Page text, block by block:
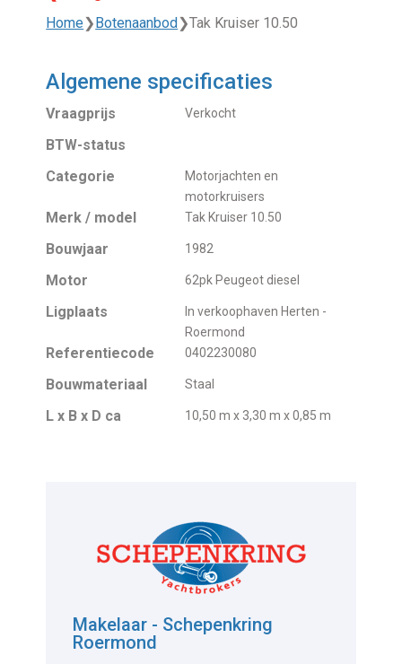
Home❯ Botenaanbod ❯Tak Kruiser 10.50
Algemene specificaties
Vraagprijs Verkocht
BTW-status
Categorie
Motorjachten en
motorkruisers
Merk / model Tak Kruiser 10.50
Bouwjaar 1982
Motor 62pk Peugeot diesel
Ligplaats
In verkoophaven Herten -
Roermond
Referentiecode 0402230080
Bouwmateriaal Staal
L x B x D ca 10,50 m x 3,30 m x 0,85 m
Makelaar - Schepenkring
Roermond